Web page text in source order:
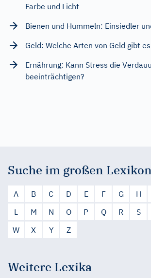
Farbe und Licht
Bienen und Hummeln: Einsiedler
Geld: Welche Arten von Geld gibt
Ernährung: Kann Stress die
beeinträchtigen?
Suche im großen Lexikon
A B C D E F G H
L
M N O P Q R S
W
X Y Z
Weitere Lexika